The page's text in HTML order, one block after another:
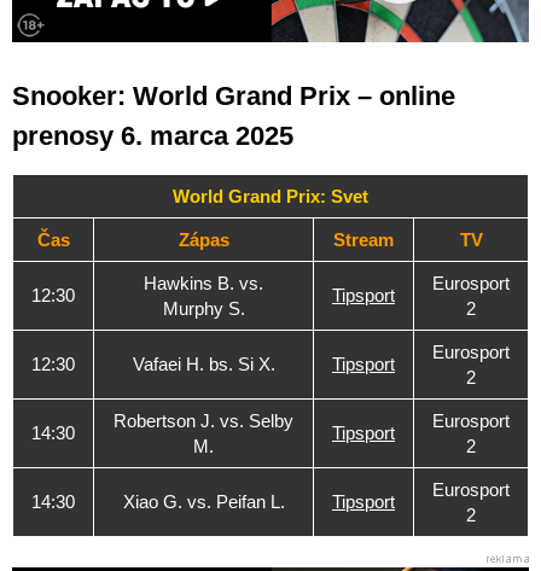
Snooker: World Grand Prix – online
prenosy 6. marca 2025
World Grand Prix: Svet
Čas Zápas Stream TV
12:30
Hawkins B. vs.
Murphy S.
Tipsport
Eurosport
2
12:30 Vafaei H. bs. Si X. Tipsport
Eurosport
2
14:30
Robertson J. vs. Selby
M.
Tipsport
Eurosport
2
14:30 Xiao G. vs. Peifan L. Tipsport
Eurosport
2